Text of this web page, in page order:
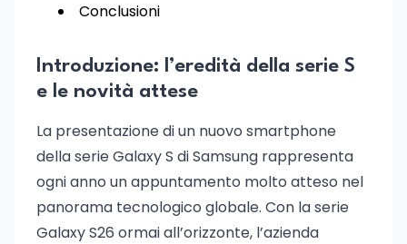
Conclusioni
Introduzione: l’eredità della serie S
e le novità attese
La presentazione di un nuovo smartphone
della serie Galaxy S di Samsung rappresenta
ogni anno un appuntamento molto atteso nel
panorama tecnologico globale. Con la serie
Galaxy S26 ormai all’orizzonte, l’azienda